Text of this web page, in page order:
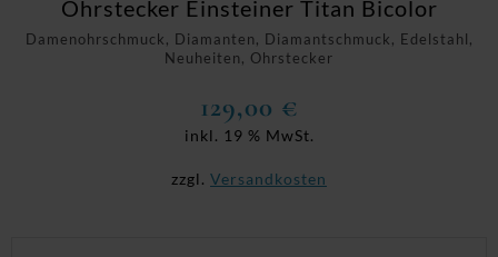
Damenohrschmuck, Diamanten, Diamantschmuck, Edelstahl,
Neuheiten, Ohrstecker
Ohrstecker Einsteiner Titan Bicolor
129,00 €
inkl. 19 % MwSt.
zzgl. Versandkosten